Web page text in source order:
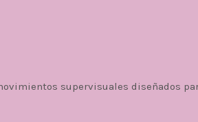
supervisuales diseñados